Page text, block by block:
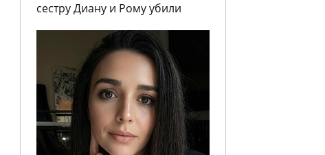
сестру Диану и Рому убили